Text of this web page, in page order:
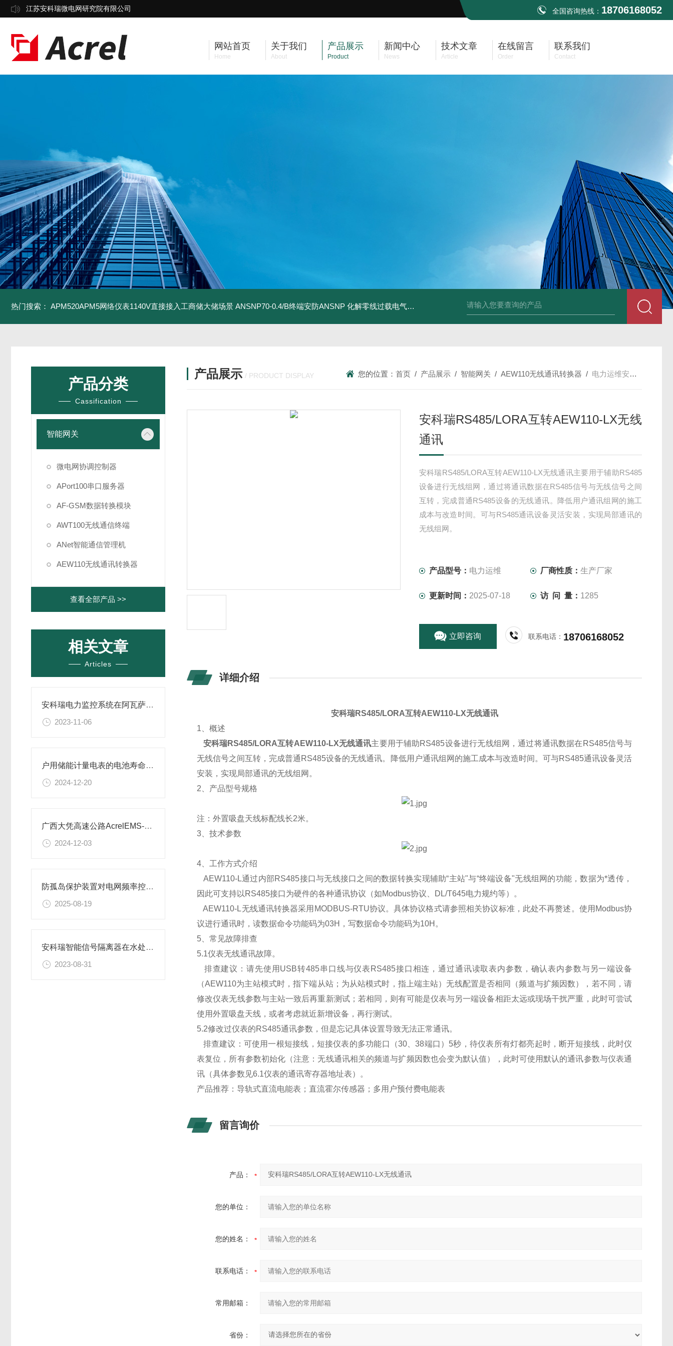
江苏安科瑞微电网研究院有限公司 全国咨询热线： 18706168052
网站首页
Home
关于我们
About
产品展示
Product
新闻中心
News
技术文章
Article
在线留言
Order
联系我们
Contact
热门搜索： APM520APM5网络仪表1140V直接接入工商储大储场景 ANSNP70-0.4/B终端安防ANSNP 化解零线过载电气隐患案例 ANSNP70-0.4/B终端安防ANSNP 化解零线过载电气隐患 数据冻结
产品分类
Cassification
智能网关
微电网协调控制器
APort100串口服务器
AF-GSM数据转换模块
AWT100无线通信终端
ANet智能通信管理机
AEW110无线通讯转换器
查看全部产品 >>
相关文章
Articles
安科瑞电力监控系统在阿瓦萨工业园区建设采购项目的应用
2023-11-06
户用储能计量电表的电池寿命如何？
2024-12-20
广西大凭高速公路AcrelEMS-HIM 高速公路综合能效系统
2024-12-03
防孤岛保护装置对电网频率控制的作用
2025-08-19
安科瑞智能信号隔离器在水处理控制系统的应用
2023-08-31
产品展示 / PRODUCT DISPLAY 您的位置：首页 / 产品展示 / 智能网关 /AEW110无线通讯转换器 / 电力运维安科瑞RS485/LORA互转AEW110-LX无线通讯
安科瑞RS485/LORA互转AEW110-LX无线
通讯
安科瑞RS485/LORA互转AEW110-LX无线通讯主要用于辅助RS485
设备进行无线组网，通过将通讯数据在RS485信号与无线信号之间
互转，完成普通RS485设备的无线通讯。降低用户通讯组网的施工
成本与改造时间。可与RS485通讯设备灵活安装，实现局部通讯的
无线组网。
产品型号： 电力运维 厂商性质：生产厂家
更新时间： 2025-07-18 访 问 量： 1285
立即咨询 联系电话： 18706168052
详细介绍
安科瑞RS485/LORA互转AEW110-LX无线通讯
1 、概述
安科瑞RS485/LORA互转AEW110-LX无线通讯主要用于辅助RS485设备进行无线组网，通过将通讯数据在RS485信号与
无线信号之间互转，完成普通RS485设备的无线通讯。降低用户通讯组网的施工成本与改造时间。可与RS485通讯设备灵活
安装，实现局部通讯的无线组网。
2、产品型号规格
注：外置吸盘天线标配线长2米。
3 、技术参数
4、工作方式介绍
AEW110-L通过内部RS485接口与无线接口之间的数据转换实现辅助“主站"与“终端设备"无线组网的功能，数据为*透传，
因此可支持以RS485接口为硬件的各种通讯协议（如Modbus协议、
DL/T645电力规约等）。
AEW110-L无线通讯转换器采用MODBUS-RTU协议。具体协议格式请参照相关协议标准，此处不再赘述。使用Modbus协
议进行通讯时，读数据命令功能码为03H，写数据命令功能码为10H。
5、常见故障排查
5.1仪表无线通讯故障。
排查建议：请先使用 USB转485串口线与仪表RS485接口相连，通过通讯读取表内参数，确认表内参数与另一端设备
（AEW110为主站模式时，指下端从站；为从站模式时，指上端主站）无线配置是否相同（频道与扩频因数），若不同，请
修改仪表无线参数与主站一致后再重新测试；若相同，则有可能是仪表与另一端设备相距太远或现场干扰严重，此时可尝试
使用外置吸盘天线，或者考虑就近新增设备，再行测试。
5.2修改过仪表的RS485通讯参数，但是忘记具体设置导致无法正常通讯。
排查建议：可使用一根短接线，短接仪表的多功能口（30、38端口）5秒，待仪表所有灯都亮起时，断开短接线，此时仪
表复位，所有参数初始化（注意：无线通讯相关的频道与扩频因数也会变为默认值），此时可使用默认的通讯参数与仪表通
讯（具体参数见6.1仪表的通讯寄存器地址表）。
产品推荐：导轨式直流电能表；直流霍尔传感器；多用户预付费电能表
留言询价
产品：
您的单位：
您的姓名：
联系电话：
常用邮箱：
省份：